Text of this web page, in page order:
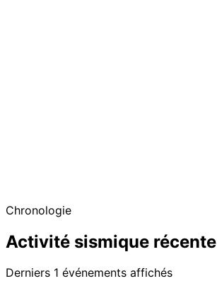
Chronologie
Activité sismique récente
Derniers 1 événements affichés